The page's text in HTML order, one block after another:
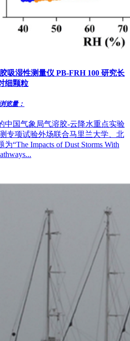
吸湿性测量仪 PB-FRH 100 研究长
细颗粒
浏览量：
中国气象局气溶胶-云降水重点实验
专项试验外场联合马里兰大学、北
“The Impacts of Dust Storms With